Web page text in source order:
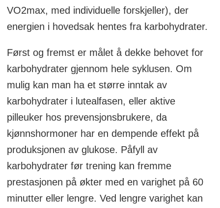
VO2max, med individuelle forskjeller), der
energien i hovedsak hentes fra karbohydrater.
Først og fremst er målet å dekke behovet for
karbohydrater gjennom hele syklusen. Om
mulig kan man ha et større inntak av
karbohydrater i lutealfasen, eller aktive
pilleuker hos prevensjonsbrukere, da
kjønnshormoner har en dempende effekt på
produksjonen av glukose. Påfyll av
karbohydrater før trening kan fremme
prestasjonen på økter med en varighet på 60
minutter eller lengre. Ved lengre varighet kan